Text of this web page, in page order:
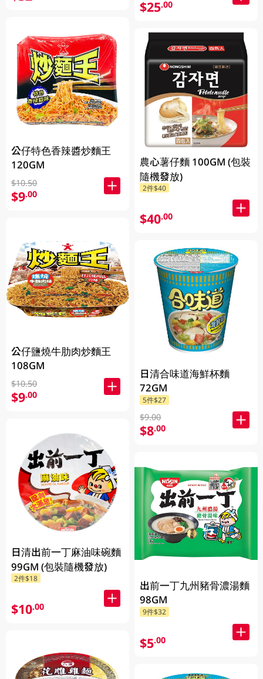
公仔特色香辣醬炒麵王
120GM
$10.50
$9.00
公仔鹽燒牛肋肉炒麵王
108GM
$10.50
$9.00
日清出前一丁麻油味碗麵
99GM (包裝隨機發放)
2件$18
$10.00
$25.00
農心薯仔麵 100GM (包裝
隨機發放)
2件$40
$40.00
日清合味道海鮮杯麵
72GM
5件$27
$9.00
$8.00
出前一丁九州豬骨濃湯麵
98GM
9件$32
$5.00